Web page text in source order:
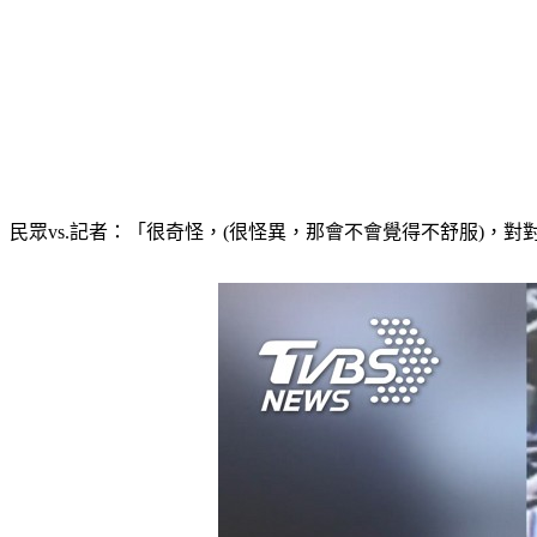
民眾vs.記者：「很奇怪，(很怪異，那會不會覺得不舒服)，對